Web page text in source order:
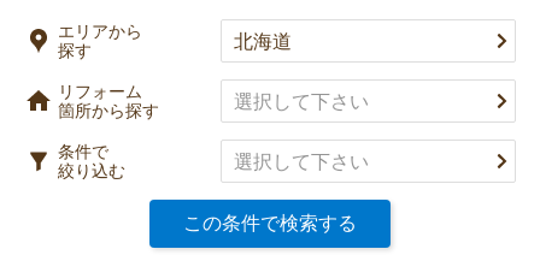
エリアから
探す
リフォーム
箇所から探す
条件で
絞り込む
この条件で検索する
トイレ 洗面所
決定
実績
口コミ有り
決済方法